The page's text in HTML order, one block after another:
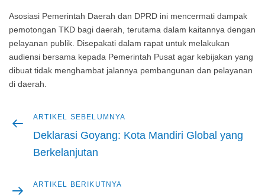
Asosiasi Pemerintah Daerah dan DPRD ini mencermati dampak
pemotongan TKD bagi daerah, terutama dalam kaitannya dengan
pelayanan publik. Disepakati dalam rapat untuk melakukan
audiensi bersama kepada Pemerintah Pusat agar kebijakan yang
dibuat tidak menghambat jalannya pembangunan dan pelayanan
di daerah.
Navigasi
pos
Artikel
sebelumnya
ARTIKEL SEBELUMNYA
Deklarasi Goyang: Kota Mandiri Global yang
Berkelanjutan
Artikel
ARTIKEL BERIKUTNYA